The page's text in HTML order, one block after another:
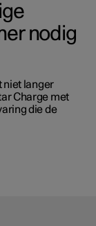
nodig
niet langer
Charge met
die de